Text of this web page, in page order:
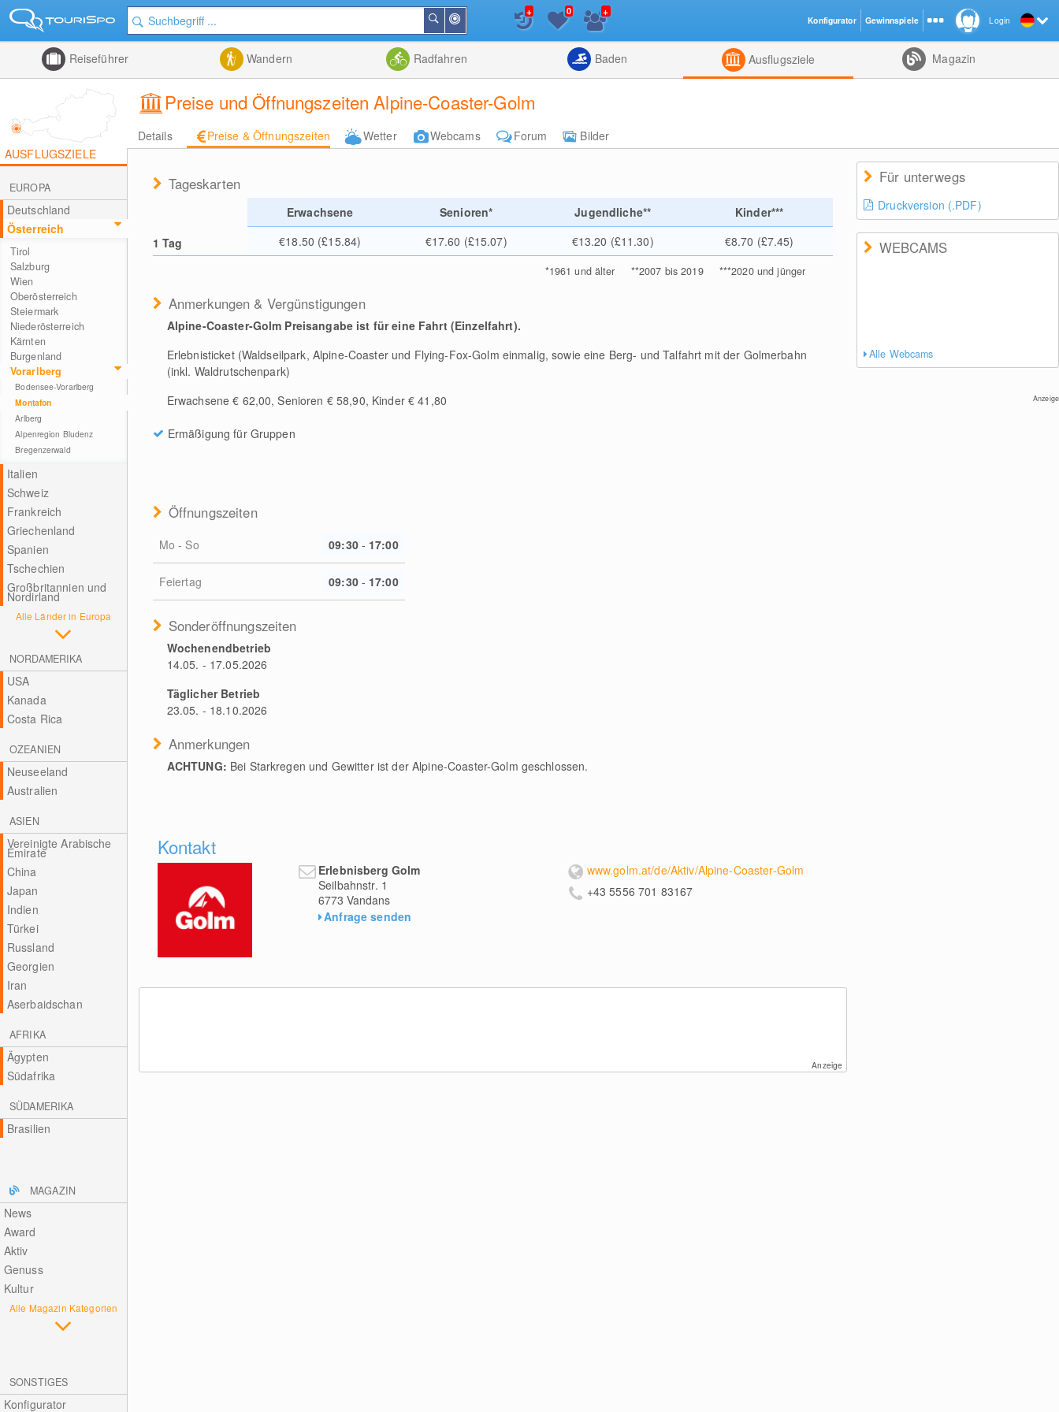
der
Suchen
Listenansicht
+ 0 +
Reiseführer Wandern Radfahren Baden Ausflugsziele Magazin
Preise und Öffnungszeiten Alpine-Coaster-Golm
Details Preise & Öffnungszeiten Wetter Webcams Forum
Bilder
AUSFLUGSZIELE
EUROPA
Deutschland
Österreich
Tirol
Salzburg
Wien
Oberösterreich
Steiermark
Niederösterreich
Kärnten
Burgenland
Vorarlberg
Bodensee-Vorarlberg
Montafon
Arlberg
Alpenregion Bludenz
Bregenzerwald
Italien
Schweiz
Frankreich
Griechenland
Spanien
Tschechien
Großbritannien und
Nordirland
Alle Länder in Europa
NORDAMERIKA
USA
Kanada
Costa Rica
OZEANIEN
Neuseeland
Australien
ASIEN
Vereinigte Arabische
Emirate
China
Japan
Indien
Türkei
Russland
Georgien
Iran
Aserbaidschan
AFRIKA
Ägypten
Südafrika
SÜDAMERIKA
Brasilien
MAGAZIN
News
Award
Aktiv
Genuss
Kultur
Alle Magazin Kategorien
SONSTIGES
Konfigurator
Tageskarten
Erwachsene Senioren* Jugendliche**
Kinder***
1 Tag
€18.50 (£15.84) €17.60 (£15.07) €13.20 (£11.30) €8.70 (£7.45)
*1961 und älter **2007 bis 2019 ***2020 und jünger
Anmerkungen & Vergünstigungen
Alpine-Coaster-Golm Preisangabe ist für eine Fahrt (Einzelfahrt).
Erlebnisticket (Waldseilpark, Alpine-Coaster und Flying-Fox-Golm einmalig, sowie eine Berg- und Talfahrt mit der Golmerbahn
(inkl. Waldrutschenpark)
Erwachsene € 62,00, Senioren € 58,90, Kinder € 41,80
Ermäßigung für Gruppen
Öffnungszeiten
Mo - So 09:30 - 17:00
Feiertag 09:30 - 17:00
Sonderöffnungszeiten
Wochenendbetrieb
14.05. - 17.05.2026
Täglicher Betrieb
23.05. - 18.10.2026
Anmerkungen
ACHTUNG: Bei Starkregen und Gewitter ist der Alpine-Coaster-Golm geschlossen.
Kontakt
Erlebnisberg Golm
Seilbahnstr. 1
6773 Vandans
Anfrage senden
www.golm.at/de/Aktiv/Alpine-Coaster-Golm
+43 5556 701 83167
Anzeige
Für unterwegs
Druckversion (.PDF)
WEBCAMS
Alle Webcams
Anzeige
Login
Konfigurator Gewinnspiele